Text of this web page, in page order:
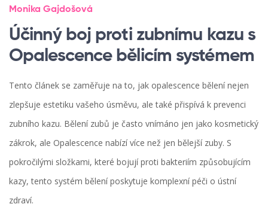
Monika Gajdošová
Účinný boj proti zubnímu kazu s
Opalescence bělicím systémem
Tento článek se zaměřuje na to, jak opalescence bělení nejen
zlepšuje estetiku vašeho úsměvu, ale také přispívá k prevenci
zubního kazu. Bělení zubů je často vnímáno jen jako kosmetický
zákrok, ale Opalescence nabízí více než jen bělejší zuby. S
pokročilými složkami, které bojují proti bakteriím způsobujícím
kazy, tento systém bělení poskytuje komplexní péči o ústní
zdraví.